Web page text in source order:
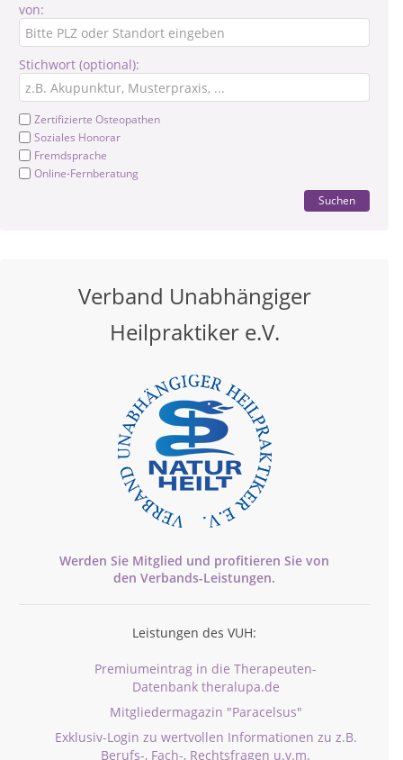
von:
Stichwort (optional):
Zertifizierte Osteopathen
Soziales Honorar
Fremdsprache
Online-Fernberatung
Suchen
Verband Unabhängiger
Heilpraktiker e.V.
Werden Sie Mitglied und profitieren Sie von
den Verbands-Leistungen.
Leistungen des VUH:
Premiumeintrag in die Therapeuten-
Datenbank theralupa.de
Mitgliedermagazin "Paracelsus"
Exklusiv-Login zu wertvollen Informationen zu z.B.
Berufs-, Fach-, Rechtsfragen u.v.m.